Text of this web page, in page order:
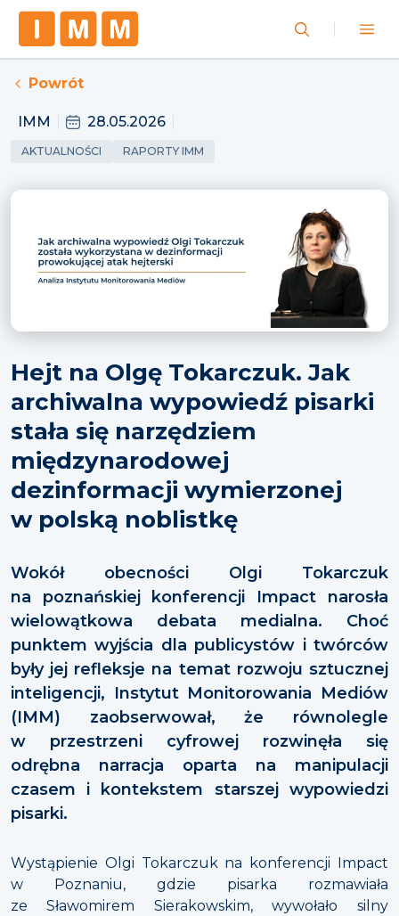
Powrót
IMM 28.05.2026
AKTUALNOŚCI RAPORTY IMM
Hejt na Olgę Tokarczuk. Jak
archiwalna wypowiedź pisarki
stała się narzędziem
międzynarodowej
dezinformacji wymierzonej
w polską noblistkę
Wokół obecności Olgi Tokarczuk
na poznańskiej konferencji Impact narosła
wielowątkowa debata medialna. Choć
punktem wyjścia dla publicystów i twórców
były jej refleksje na temat rozwoju sztucznej
inteligencji, Instytut Monitorowania Mediów
(IMM) zaobserwował, że równolegle
w przestrzeni cyfrowej rozwinęła się
odrębna narracja oparta na manipulacji
czasem i kontekstem starszej wypowiedzi
pisarki.
Wystąpienie Olgi Tokarczuk na konferencji Impact
w Poznaniu, gdzie pisarka rozmawiała
ze Sławomirem Sierakowskim, wywołało silny